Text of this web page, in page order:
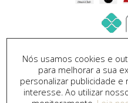
Nós usamos cookies e
para melhorar a sua
personalizar publicidade
interesse. Ao utilizar